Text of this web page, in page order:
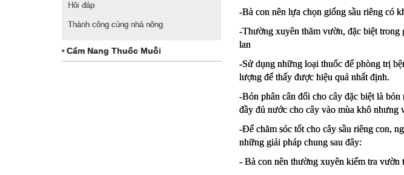
Hỏi đáp
Thành công cùng nhà nông
Cẩm Nang Thuốc Muỗi
-Bà con nên lựa chọn giống sầu riêng có
-Thường xuyên thăm vườn, đặc biệt trong
lan
-Sử dụng những loại thuốc để phòng trị
lượng để thấy được hiệu quả nhất định.
-Bón phân cân đối cho cây đặc biệt là
đầy đủ nước cho cây vào mùa khô nhưng
-Để chăm sóc tốt cho cây sầu riêng con,
những giải pháp chung sau đây:
- Bà con nên thường xuyên kiểm tra vườn